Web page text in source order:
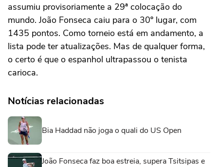
assumiu provisoriamente a 29ª colocação do
mundo. João Fonseca caiu para o 30º lugar, com
1435 pontos. Como torneio está em andamento, a
lista pode ter atualizações. Mas de qualquer forma,
o certo é que o espanhol ultrapassou o tenista
carioca.
Notícias relacionadas
Bia Haddad não joga o quali do US Open
João Fonseca faz boa estreia, supera Tsitsipas e